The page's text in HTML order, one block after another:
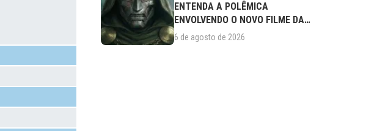
ENTENDA A POLÊMICA
ENVOLVENDO O NOVO FILME DA
MARVEL
6 de agosto de 2026